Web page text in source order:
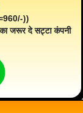
))
जरूर दे सट्टा कंपनी